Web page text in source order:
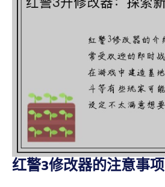
红警3修改器的注意事项